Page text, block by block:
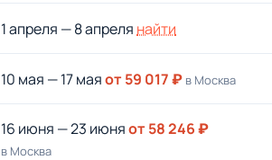
1 апреля — 8 апреля найти
10 мая — 17 маяот 59 017 ₽ в Москва
16 июня — 23 июняот 58 246 ₽
в Москва